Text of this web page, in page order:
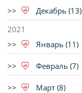
Декабрь (13)
2021
Январь (11)
Февраль (7)
Март (8)